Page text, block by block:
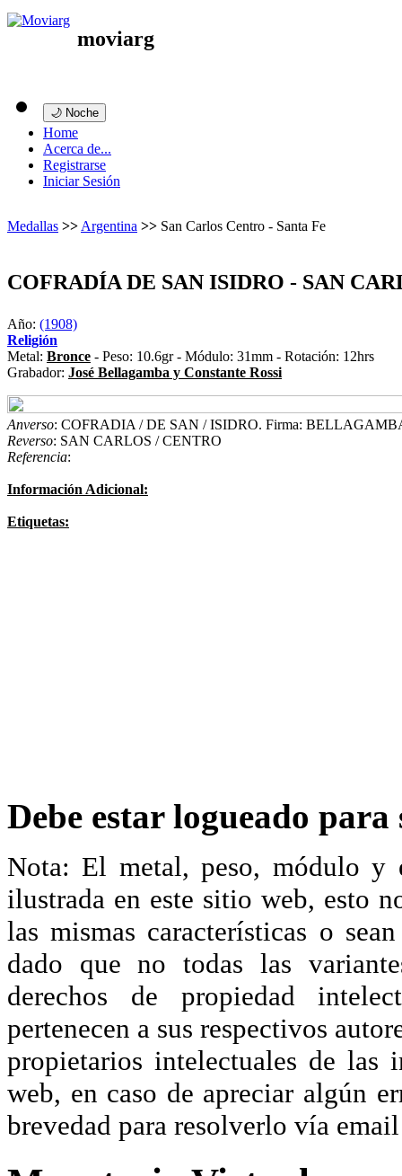
moviarg
🌙 Noche
Home
Acerca de...
Registrarse
Iniciar Sesión
Medallas >> Argentina >> San Carlos Centro - Santa Fe
COFRADÍA DE SAN ISIDRO - SAN
Año: (1908)
Religión
Metal: Bronce - Peso: 10.6gr - Módulo: 31mm - Rotación: 12hrs
Grabador: José Bellagamba y Constante Rossi
Anverso: COFRADIA / DE SAN / ISIDRO. Firma:
Reverso: SAN CARLOS / CENTRO
Referencia:
Información Adicional:
Etiquetas:
Debe estar logueado
Nota: El metal, peso, módulo y
ilustrada en este sitio web, esto
las mismas características o
dado que no todas las
derechos de propiedad
pertenecen a sus respectivos
propietarios intelectuales de las
web, en caso de apreciar algún
brevedad para resolverlo vía